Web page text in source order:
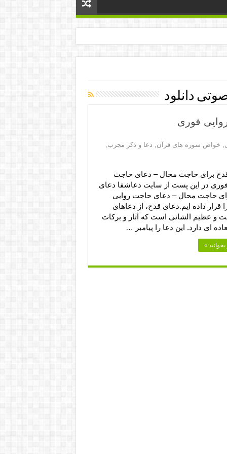
دانلود
فوری
, خواص سوره های قرآن, دعا و ذکر مجرب,
برای حاجت محال – دعای حاجت
در این پست از سایت دعاشفا دعای
حاجت محال – دعای حاجت روایی
قرار داده ایم.دعای قدح، از دعاهای
و عظیم الشانی است که آثار و برکات
ای دارد. این دعا را پیامبر …
»